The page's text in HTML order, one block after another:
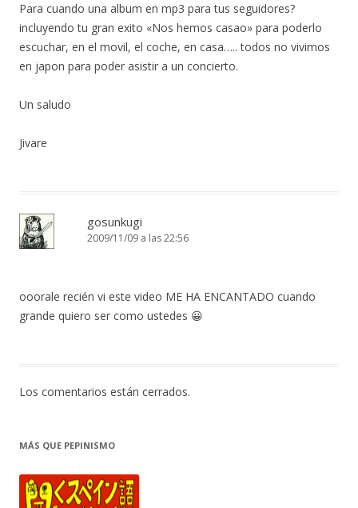
Para cuando una album en mp3 para tus seguidores?
incluyendo tu gran exito «Nos hemos casao» para poderlo
escuchar, en el movil, el coche, en casa….. todos no vivimos
en japon para poder asistir a un concierto.
Un saludo
Jivare
gosunkugi
2009/11/09 a las 22:56
ooorale recién vi este video ME HA ENCANTADO cuando
grande quiero ser como ustedes 😀
Los comentarios están cerrados.
MÁS QUE PEPINISMO